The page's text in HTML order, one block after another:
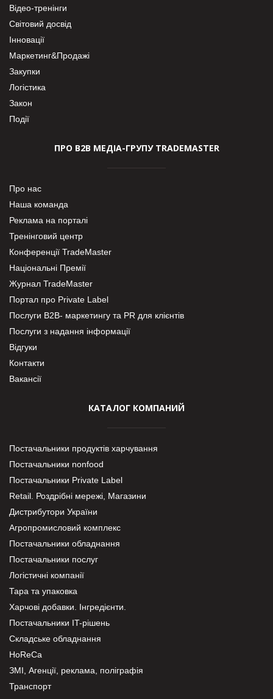
Відео-тренінги
Світовий досвід
Інновації
Маркетинг&Продажі
Закупки
Логістика
Закон
Події
ПРО В2В МЕДІА-ГРУПУ TRADEMASTER
Про нас
Наша команда
Реклама на порталі
Тренінговий центр
Конференції TradeMaster
Національні Премії
Журнал TradeMaster
Портал про Private Label
Послуги В2В- маркетингу та PR для клієнтів
Послуги з надання інформації
Відгуки
Контакти
Вакансії
КАТАЛОГ КОМПАНИЙ
Постачальники продуктів харчування
Постачальники nonfood
Постачальники Private Label
Retail. Роздрібні мережі, Магазини
Дистрибутори України
Агропромисловий комплекс
Постачальники обладнання
Постачальники послуг
Логістичні компанії
Тара та упаковка
Харчові добавки. Інгредієнти.
Постачальники IT-рішень
Складське обладнання
HoReCa
ЗМІ, Агенції, реклама, поліграфія
Транспорт